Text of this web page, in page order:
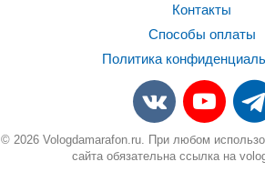
Контакты
Способы оплаты
Политика
© 2026 Vologdamarafon.ru. При любом
сайта обязательна ссылка на